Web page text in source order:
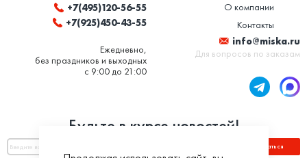
+7(495)120-56-55
+7(925)450-43-55
Ежедневно,
без праздников и выходных
с 9:00 до 21:00
О компании
Контакты
info@miska.ru
Для вопросов по заказам
Будьте в курсе новостей!
Подписаться